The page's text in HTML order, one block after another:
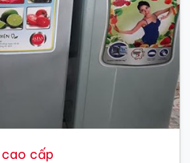
cao cấp